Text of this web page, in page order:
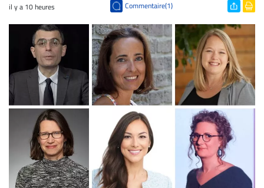
il y a 10 heures Commentaire(1)